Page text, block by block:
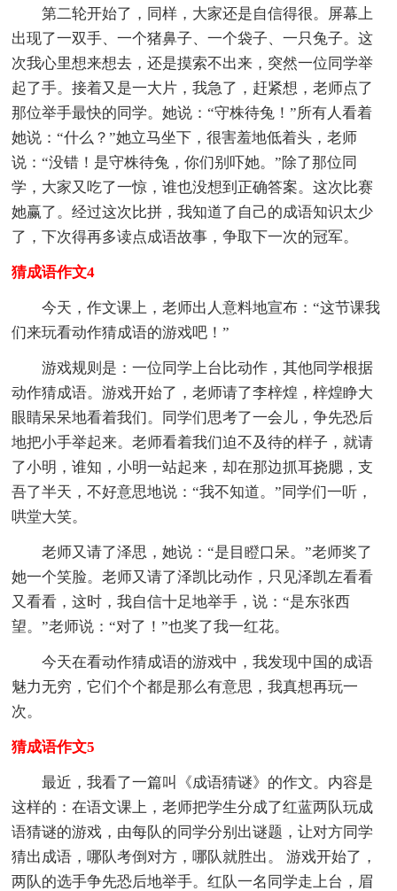
第二轮开始了，同样，大家还是自信得很。屏幕上
出现了一双手、一个猪鼻子、一个袋子、一只兔子。这
次我心里想来想去，还是摸索不出来，突然一位同学举
起了手。接着又是一大片，我急了，赶紧想，老师点了
那位举手最快的同学。她说：“守株待兔！”所有人看着
她说：“什么？”她立马坐下，很害羞地低着头，老师
说：“没错！是守株待兔，你们别吓她。”除了那位同
学，大家又吃了一惊，谁也没想到正确答案。这次比赛
她赢了。经过这次比拼，我知道了自己的成语知识太少
了，下次得再多读点成语故事，争取下一次的冠军。
猜成语作文4
今天，作文课上，老师出人意料地宣布：“这节课我
们来玩看动作猜成语的游戏吧！”
游戏规则是：一位同学上台比动作，其他同学根据
动作猜成语。游戏开始了，老师请了李梓煌，梓煌睁大
眼睛呆呆地看着我们。同学们思考了一会儿，争先恐后
地把小手举起来。老师看着我们迫不及待的样子，就请
了小明，谁知，小明一站起来，却在那边抓耳挠腮，支
吾了半天，不好意思地说：“我不知道。”同学们一听，
哄堂大笑。
老师又请了泽思，她说：“是目瞪口呆。”老师奖了
她一个笑脸。老师又请了泽凯比动作，只见泽凯左看看
又看看，这时，我自信十足地举手，说：“是东张西
望。”老师说：“对了！”也奖了我一红花。
今天在看动作猜成语的游戏中，我发现中国的成语
魅力无穷，它们个个都是那么有意思，我真想再玩一
次。
猜成语作文5
最近，我看了一篇叫《成语猜谜》的作文。内容是
这样的：在语文课上，老师把学生分成了红蓝两队玩成
语猜谜的游戏，由每队的同学分别出谜题，让对方同学
猜出成语，哪队考倒对方，哪队就胜出。 游戏开始了，
两队的选手争先恐后地举手。红队一名同学走上台，眉